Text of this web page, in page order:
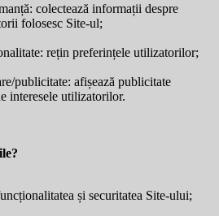
colectează informații despre
folosesc Site-ul;
rețin preferințele utilizatorilor;
publicitate: afișează publicitate
interesele utilizatorilor.
și securitatea Site-ului;